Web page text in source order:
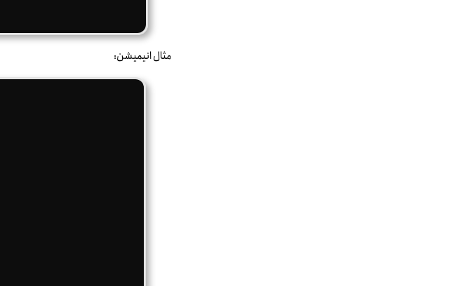
مثال انیمیشن: